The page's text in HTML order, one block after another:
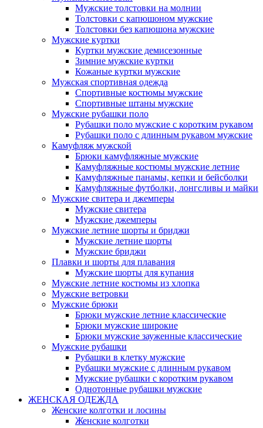
Мужские толстовки на молнии
Толстовки с капюшоном мужские
Толстовки без капюшона мужские
Мужские куртки
Куртки мужские демисезонные
Зимние мужские куртки
Кожаные куртки мужские
Мужская спортивная одежда
Спортивные костюмы мужские
Спортивные штаны мужские
Мужские рубашки поло
Рубашки поло мужские с коротким рукавом
Рубашки поло с длинным рукавом мужские
Камуфляж мужской
Брюки камуфляжные мужские
Камуфляжные костюмы мужские летние
Камуфляжные панамы, кепки и бейсболки
Камуфляжные футболки, лонгсливы и майки
Мужские свитера и джемперы
Мужские свитера
Мужские джемперы
Мужские летние шорты и бриджи
Мужские летние шорты
Мужские бриджи
Плавки и шорты для плавания
Мужские шорты для купания
Мужские летние костюмы из хлопка
Мужские ветровки
Мужские брюки
Брюки мужские летние классические
Брюки мужские широкие
Брюки мужские зауженные классические
Мужские рубашки
Рубашки в клетку мужские
Рубашки мужские с длинным рукавом
Мужские рубашки с коротким рукавом
Однотонные рубашки мужские
ЖЕНСКАЯ ОДЕЖДА
Женские колготки и лосины
Женские колготки